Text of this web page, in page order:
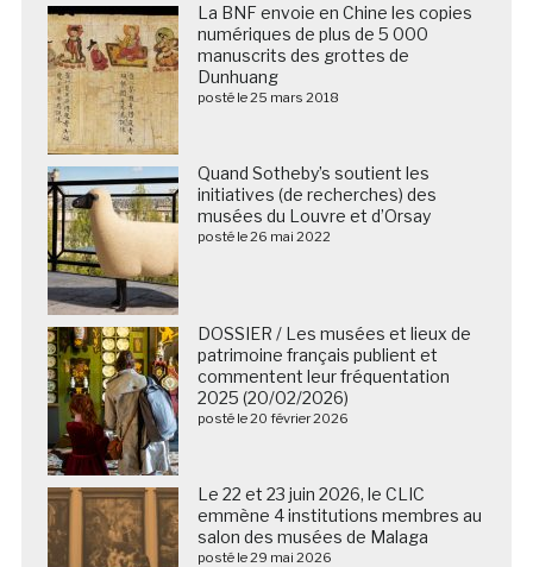
La BNF envoie en Chine les copies
numériques de plus de 5 000
manuscrits des grottes de
Dunhuang
posté le 25 mars 2018
Quand Sotheby’s soutient les
initiatives (de recherches) des
musées du Louvre et d’Orsay
posté le 26 mai 2022
DOSSIER / Les musées et lieux de
patrimoine français publient et
commentent leur fréquentation
2025 (20/02/2026)
posté le 20 février 2026
Le 22 et 23 juin 2026, le CLIC
emmène 4 institutions membres au
salon des musées de Malaga
posté le 29 mai 2026